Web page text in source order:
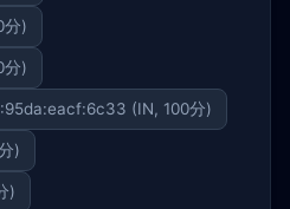
分)
分)
(IN, 100分)
)
)